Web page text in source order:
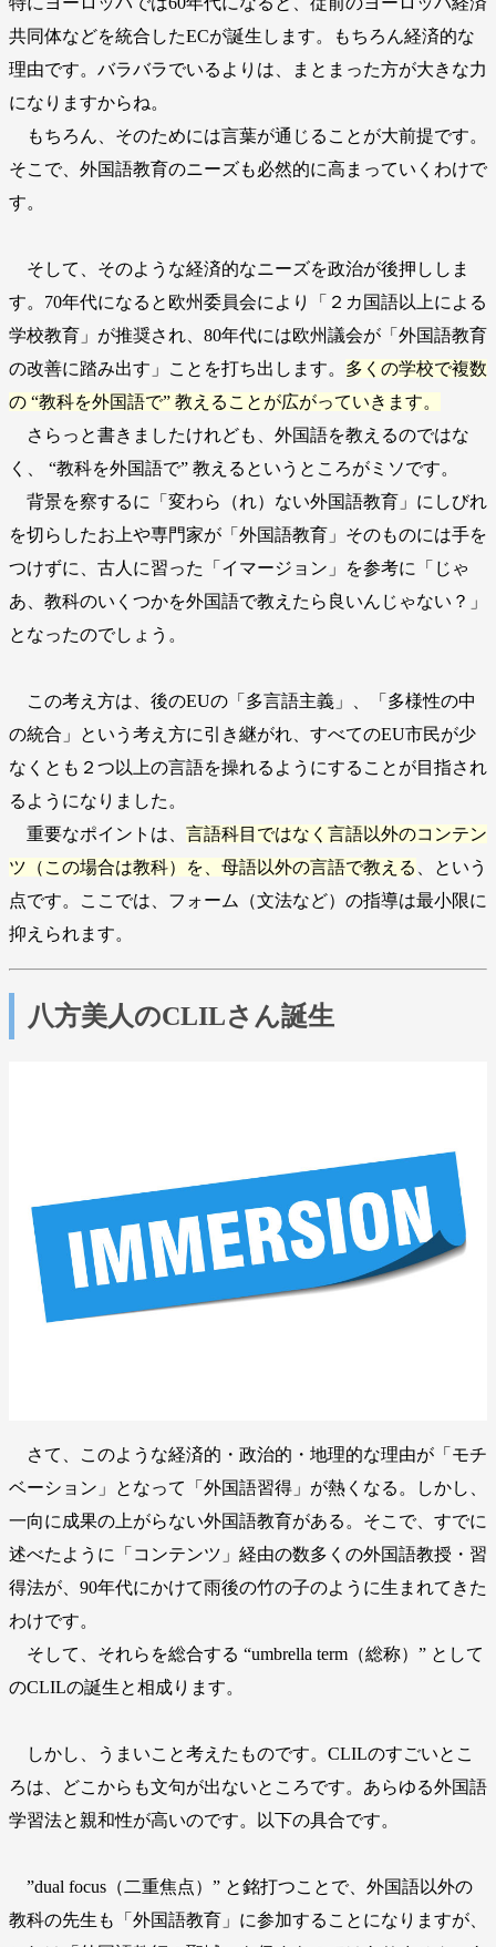
共同体などを統合したECが誕生します。もちろん経済的な
理由です。バラバラでいるよりは、まとまった方が大きな力
になりますからね。
もちろん、そのためには言葉が通じることが大前提です。
そこで、外国語教育のニーズも必然的に高まっていくわけで
す。
そして、そのような経済的なニーズを政治が後押ししま
す。70年代になると欧州委員会により「２カ国語以上による
学校教育」が推奨され、80年代には欧州議会が「外国語教育
の改善に踏み出す」ことを打ち出します。 多くの学校で複数
の “教科を外国語で” 教えることが広がっていきます。
さらっと書きましたけれども、外国語を教えるのではな
く、 “教科を外国語で” 教えるというところがミソです。
背景を察するに「変わら（れ）ない外国語教育」にしびれ
を切らしたお上や専門家が「外国語教育」そのものには手を
つけずに、古人に習った「イマージョン」を参考に「じゃ
あ、教科のいくつかを外国語で教えたら良いんじゃない？」
となったのでしょう。
この考え方は、後のEUの「多言語主義」、「多様性の中
の統合」という考え方に引き継がれ、すべてのEU市民が少
なくとも２つ以上の言語を操れるようにすることが目指され
るようになりました。
重要なポイントは、 言語科目ではなく言語以外のコンテン
ツ（この場合は教科）を、母語以外の言語で教える 、という
点です。ここでは、フォーム（文法など）の指導は最小限に
抑えられます。
八方美人のCLILさん誕生
さて、このような経済的・政治的・地理的な理由が「モチ
ベーション」となって「外国語習得」が熱くなる。しかし、
一向に成果の上がらない外国語教育がある。そこで、すでに
述べたように「コンテンツ」経由の数多くの外国語教授・習
得法が、90年代にかけて雨後の竹の子のように生まれてきた
わけです。
そして、それらを総合する “umbrella term（総称）” として
のCLILの誕生と相成ります。
しかし、うまいこと考えたものです。CLILのすごいとこ
ろは、どこからも文句が出ないところです。あらゆる外国語
学習法と親和性が高いのです。以下の具合です。
”dual focus（二重焦点）” と銘打つことで、外国語以外の
教科の先生も「外国語教育」に参加することになりますが、